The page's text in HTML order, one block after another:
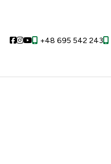
Social link
Social link
Social link
+48 695 542 243